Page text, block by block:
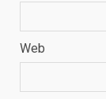
Web